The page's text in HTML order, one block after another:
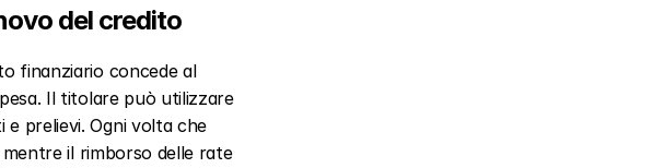
del credito
finanziario concede al
Il titolare può utilizzare
prelievi. Ogni volta che
il rimborso delle rate